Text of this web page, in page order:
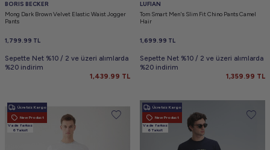
BORIS BECKER
Mong Dark Brown Velvet Elastic Waist Jogger
Pants
1,799.99 TL
Sepette Net %10 / 2 ve üzeri alımlarda
%20 indirim
1,439.99 TL
LUFIAN
Tom Smart Men's Slim Fit Chino Pants Camel
Hair
1,699.99 TL
Sepette Net %10 / 2 ve üzeri alımlarda
%20 indirim
1,359.99 TL
Ücretsiz Kargo
New Product
Vade farksız
6 Taksit
Ücretsiz Kargo
New Product
Vade farksız
6 Taksit